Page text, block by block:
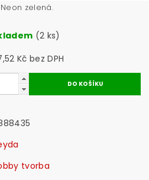
zelená.
(2 ks)
97,52 Kč bez DPH
tvorba